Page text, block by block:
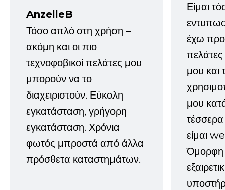
AnzelleB
Τόσο απλό στη χρήση –
ακόμη και οι πιο
τεχνοφοβικοί πελάτες μου
μπορούν να το
διαχειριστούν. Εύκολη
εγκατάσταση, γρήγορη
εγκατάσταση. Χρόνια
φωτός μπροστά από άλλα
πρόσθετα καταστημάτων.
Είμαι
έχω
μου και
μου
είμαι
Όμορφη